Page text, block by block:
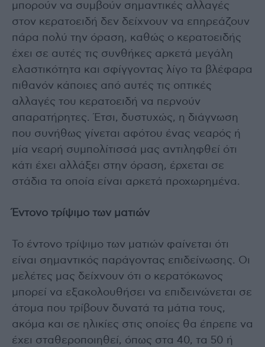
μπορούν να συμβούν σημαντικές αλλαγές
στον κερατοειδή δεν δείχνουν να επηρεάζουν
πάρα πολύ την όραση, καθώς ο κερατοειδής
έχει σε αυτές τις συνθήκες αρκετά μεγάλη
ελαστικότητα και σφίγγοντας λίγο τα βλέφαρα
πιθανόν κάποιες από αυτές τις οπτικές
αλλαγές του κερατοειδή να περνούν
απαρατήρητες. Έτσι, δυστυχώς, η διάγνωση
που συνήθως γίνεται αφότου ένας νεαρός ή
μία νεαρή συμπολίτισσά μας αντιληφθεί ότι
κάτι έχει αλλάξει στην όραση, έρχεται σε
στάδια τα οποία είναι αρκετά προχωρημένα.
Έντονο τρίψιμο των ματιών
Το έντονο τρίψιμο των ματιών φαίνεται ότι
είναι σημαντικός παράγοντας επιδείνωσης. Οι
μελέτες μας δείχνουν ότι ο κερατόκωνος
μπορεί να εξακολουθήσει να επιδεινώνεται σε
άτομα που τρίβουν δυνατά τα μάτια τους,
ακόμα και σε ηλικίες στις οποίες θα έπρεπε να
έχει σταθεροποιηθεί, όπως στα 40, τα 50 ή